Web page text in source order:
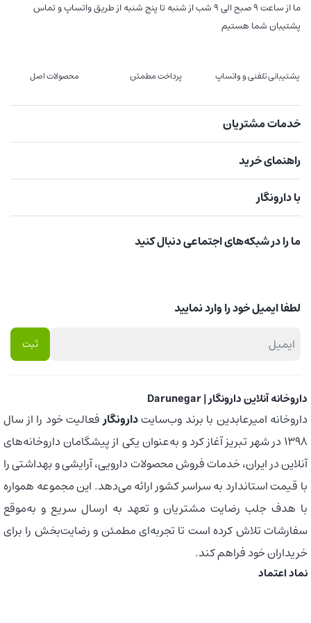
ما از ساعت 9 صبح الی 9 شب از شنبه تا پنج شنبه از طریق واتساپ و تماس
پشتیبان شما هستیم
پشتیبانی تلفنی و واتساپ پرداخت مطمئن محصولات اصل
خدمات مشتریان
راهنمای خرید
با دارونگار
ما را در شبکه‌های اجتماعی دنبال کنید
لطفا ایمیل خود را وارد نمایید
داروخانه آنلاین دارونگار | Darunegar
داروخانه امیرعابدین با برند وب‌سایتدارونگارفعالیت خود را از سال
1398 در شهر تبریز آغاز کرد و به‌عنوان یکی از پیشگامان داروخانه‌های
آنلاین در ایران، خدمات فروش محصولات دارویی، آرایشی و بهداشتی را
با قیمت استاندارد به سراسر کشور ارائه می‌دهد. این مجموعه همواره
با هدف جلب رضایت مشتریان و تعهد به ارسال سریع و به‌موقع
سفارشات تلاش کرده است تا تجربه‌ای مطمئن و رضایت‌بخش را برای
خریداران خود فراهم کند.
نماد اعتماد